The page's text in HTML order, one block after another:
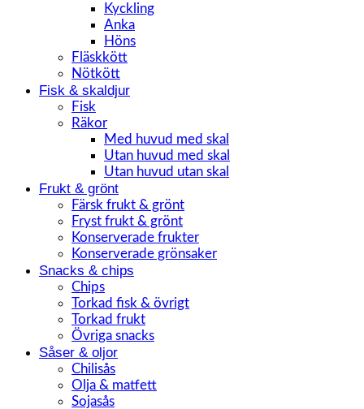
Kyckling
Anka
Höns
Fläskkött
Nötkött
Fisk & skaldjur
Fisk
Räkor
Med huvud med skal
Utan huvud med skal
Utan huvud utan skal
Frukt & grönt
Färsk frukt & grönt
Fryst frukt & grönt
Konserverade frukter
Konserverade grönsaker
Snacks & chips
Chips
Torkad fisk & övrigt
Torkad frukt
Övriga snacks
Såser & oljor
Chilisås
Olja & matfett
Sojasås